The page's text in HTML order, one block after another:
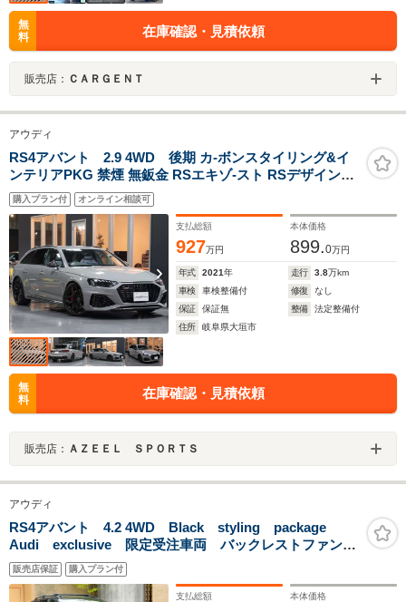
無
料
在庫確認・見積依頼
販売店： ＣＡＲＧＥＮＴ
アウディ
RS4アバント 2.9 4WD 後期 カ-ボンスタイリング&イ
ンテリアPKG 禁煙 無鈑金 RSエキゾ-スト RSデザイン
PKG フラットボトムステア 黒Audiリング/20AW/赤キャ
リパ- Bang&Olufsen 黒革シ-トH CarPlayナビ/TV/360カ
メラ ドラレコ 4WD 450ps
購入プラン付 オンライン相談可
支払総額
927万円
本体価格
899.0万円
年式 2021年 走行 3.8万km
車検
車検整備付 修復
なし
保証
保証無 整備
法定整備付
住所
岐阜県大垣市
無
料
在庫確認・見積依頼
販売店： ＡＺＥＥＬ ＳＰＯＲＴＳ
アウディ
RS4アバント 4.2 4WD Black styling package
Audi exclusive 限定受注車両 バックレストファント
ムブラックRS専用バケットシート ピアノブラックデコ
ラティブパネル RSチタンドアミラー
販売店保証 購入プラン付
支払総額 本体価格